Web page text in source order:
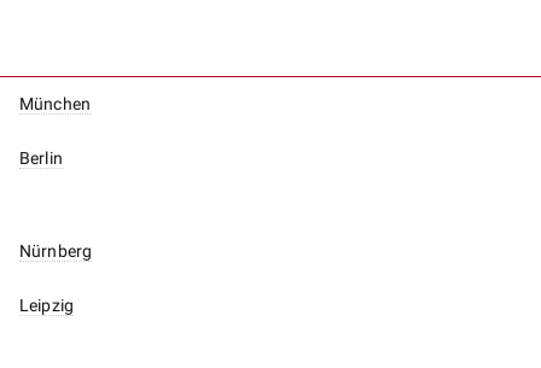
München
Berlin
Nürnberg
Leipzig